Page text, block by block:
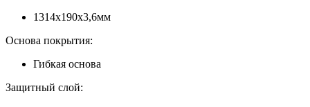
1314х190х3,6мм
Основа покрытия:
Гибкая основа
Защитный слой: